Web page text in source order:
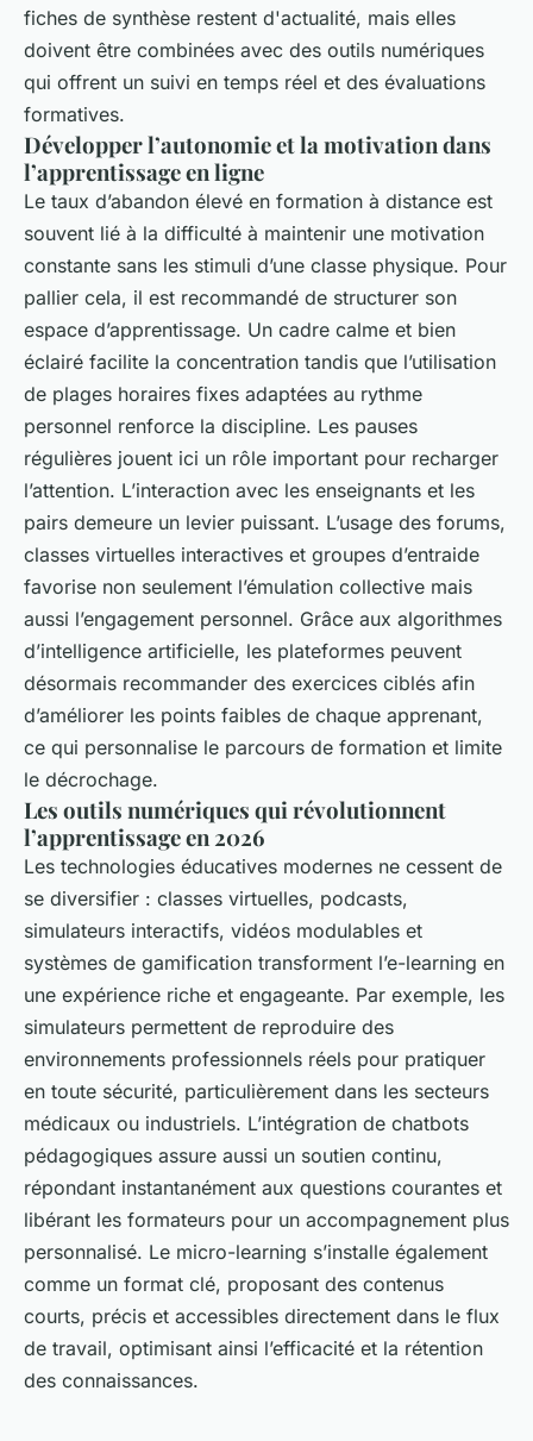
fiches de synthèse restent d'actualité, mais elles
doivent être combinées avec des outils numériques
qui offrent un suivi en temps réel et des évaluations
formatives.
Développer l’autonomie et la motivation dans
l’apprentissage en ligne
Le taux d’abandon élevé en formation à distance est
souvent lié à la difficulté à maintenir une motivation
constante sans les stimuli d’une classe physique. Pour
pallier cela, il est recommandé de structurer son
espace d’apprentissage. Un cadre calme et bien
éclairé facilite la concentration tandis que l’utilisation
de plages horaires fixes adaptées au rythme
personnel renforce la discipline. Les pauses
régulières jouent ici un rôle important pour recharger
l’attention. L’interaction avec les enseignants et les
pairs demeure un levier puissant. L’usage des forums,
classes virtuelles interactives et groupes d’entraide
favorise non seulement l’émulation collective mais
aussi l’engagement personnel. Grâce aux algorithmes
d’intelligence artificielle, les plateformes peuvent
désormais recommander des exercices ciblés afin
d’améliorer les points faibles de chaque apprenant,
ce qui personnalise le parcours de formation et limite
le décrochage.
Les outils numériques qui révolutionnent
l’apprentissage en 2026
Les technologies éducatives modernes ne cessent de
se diversifier : classes virtuelles, podcasts,
simulateurs interactifs, vidéos modulables et
systèmes de gamification transforment l’e-learning en
une expérience riche et engageante. Par exemple, les
simulateurs permettent de reproduire des
environnements professionnels réels pour pratiquer
en toute sécurité, particulièrement dans les secteurs
médicaux ou industriels. L’intégration de chatbots
pédagogiques assure aussi un soutien continu,
répondant instantanément aux questions courantes et
libérant les formateurs pour un accompagnement plus
personnalisé. Le micro-learning s’installe également
comme un format clé, proposant des contenus
courts, précis et accessibles directement dans le flux
de travail, optimisant ainsi l’efficacité et la rétention
des connaissances.